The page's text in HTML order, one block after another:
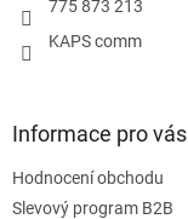
775 873 213
KAPS comm
Informace pro vás
Hodnocení obchodu
Slevový program B2B